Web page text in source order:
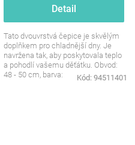
Detail
Tato dvouvrstvá čepice je skvělým
doplňkem pro chladnější dny. Je
navržena tak, aby poskytovala teplo
a pohodlí vašemu děťátku. Obvod:
48 - 50 cm, barva:
Kód: 94511401